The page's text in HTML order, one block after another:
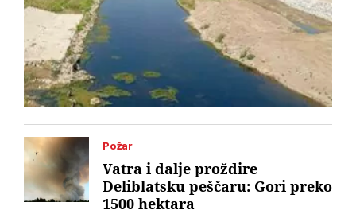
Požar
Vatra i dalje proždire
Deliblatsku peščaru: Gori preko
1500 hektara